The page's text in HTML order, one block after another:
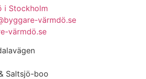
i Stockholm
värmdö.se
värmdö.se
Saltsjö-boo